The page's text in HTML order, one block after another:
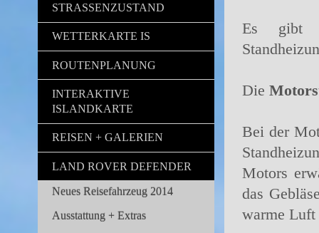
Es gibt
Die
Bei der
Motors
das
warme Luft
STRASSENZUSTAND
WETTERKARTE IS
ROUTENPLANUNG
INTERAKTIVE
ISLANDKARTE
REISEN + GALERIEN
LAND ROVER DEFENDER
Neues Reisefahrzeug 2014
Ausstattung + Extras